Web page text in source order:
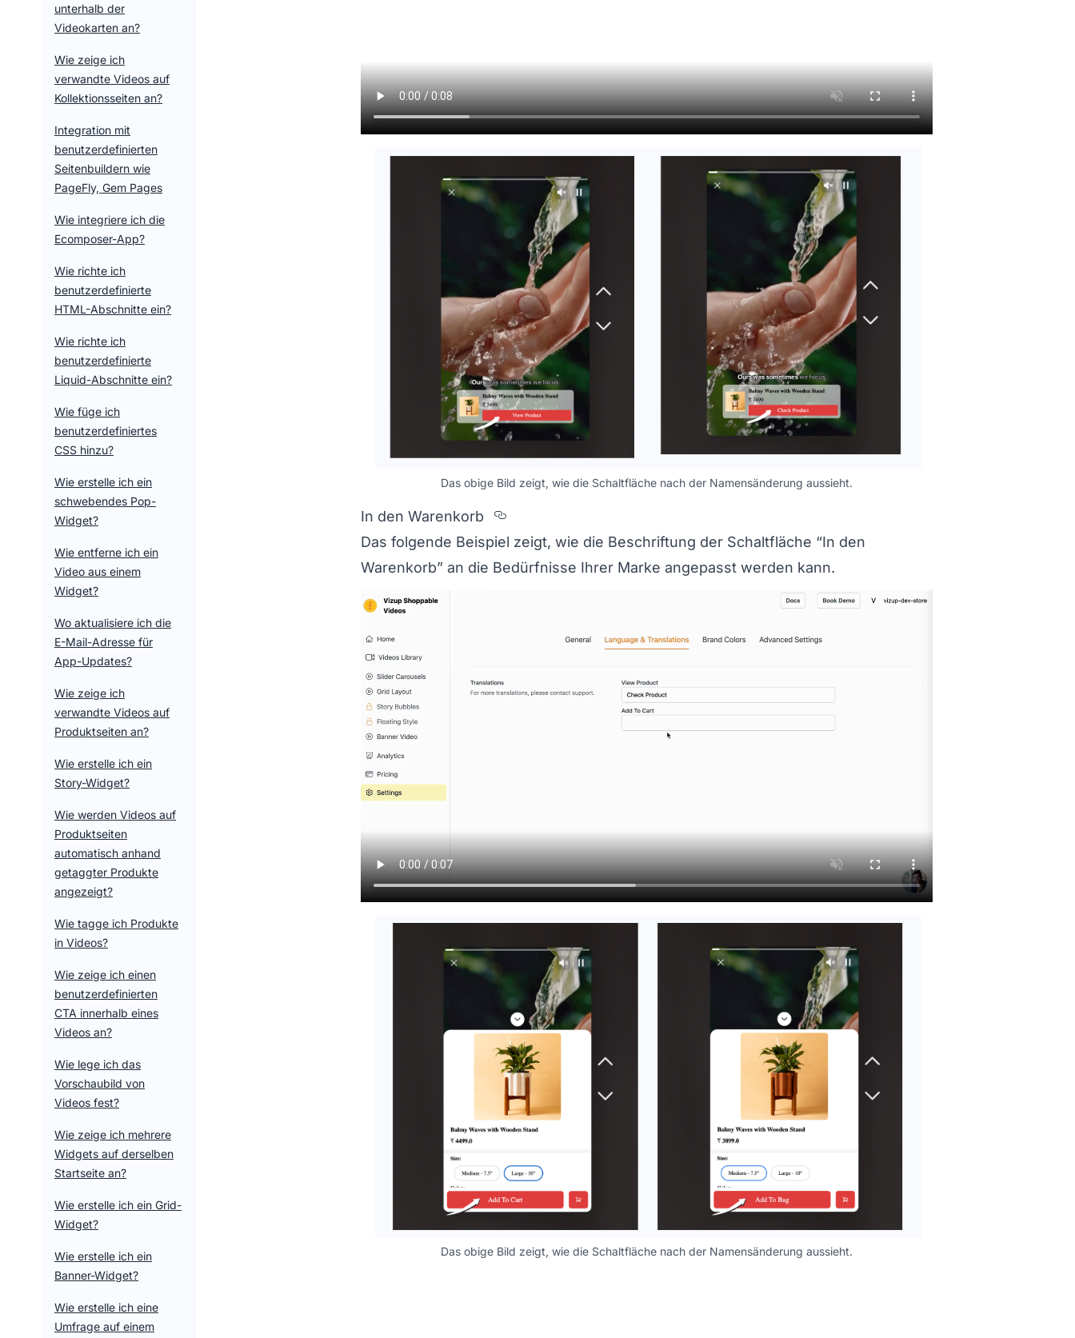
unterhalb der
Videokarten an?
Wie zeige ich
verwandte Videos auf
Kollektionsseiten an?
Integration mit
benutzerdefinierten
Seitenbuildern wie
PageFly, Gem Pages
Wie integriere ich die
Ecomposer-App?
Wie richte ich
benutzerdefinierte
HTML-Abschnitte ein?
Wie richte ich
benutzerdefinierte
Liquid-Abschnitte ein?
Wie füge ich
benutzerdefiniertes
CSS hinzu?
Wie erstelle ich ein
schwebendes Pop-
Widget?
Wie entferne ich ein
Video aus einem
Widget?
Wo aktualisiere ich die
E-Mail-Adresse für
App-Updates?
Wie zeige ich
verwandte Videos auf
Produktseiten an?
Wie erstelle ich ein
Story-Widget?
Wie werden Videos auf
Produktseiten
automatisch anhand
getaggter Produkte
angezeigt?
Wie tagge ich Produkte
in Videos?
Wie zeige ich einen
benutzerdefinierten
CTA innerhalb eines
Videos an?
Wie lege ich das
Vorschaubild von
Videos fest?
Wie zeige ich mehrere
Widgets auf derselben
Startseite an?
Wie erstelle ich ein Grid-
Widget?
Wie erstelle ich ein
Banner-Widget?
Wie erstelle ich eine
Umfrage auf einem
Das obige Bild zeigt, wie die Schaltfläche nach der Namensänderung aussieht.
In den Warenkorb
Section titled In%20den%20Warenkorb
Das folgende Beispiel zeigt, wie die Beschriftung der Schaltfläche “In den
Warenkorb” an die Bedürfnisse Ihrer Marke angepasst werden kann.
Das obige Bild zeigt, wie die Schaltfläche nach der Namensänderung aussieht.